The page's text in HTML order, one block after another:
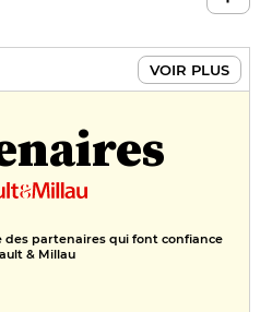
VOIR PLUS
des partenaires qui font confiance
& Millau